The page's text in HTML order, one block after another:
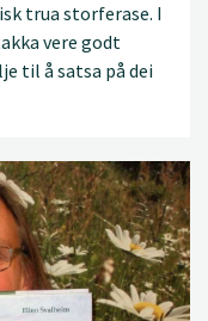
trua storferase. I
vere godt
til å satsa på dei